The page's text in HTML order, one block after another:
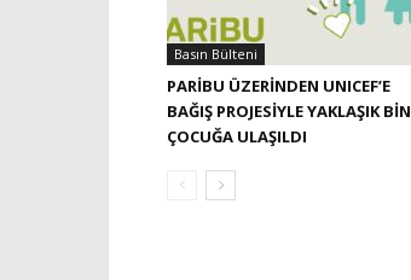
Basın Bülteni
PARIBU ÜZERINDEN UNICEF’E
BAĞIŞ PROJESIYLE YAKLAŞIK BIN
ÇOCUĞA ULAŞILDI